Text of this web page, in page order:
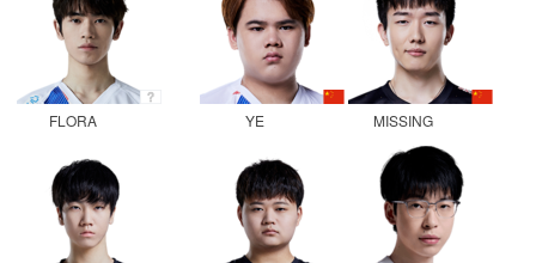
FLORA YE MISSING